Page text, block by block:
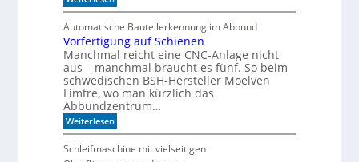
g
a
l
r
i
e
W
n
n
l
o
h
n
t
s
i
c
h
C
Automatische Bauteilerkennung im Abbund
Vorfertigung auf Schienen
Manchmal reicht eine CNC-Anlage nicht
aus – manchmal braucht es fünf. So beim
schwedischen BSH-Hersteller Moelven
Limtre, wo man kürzlich das
Abbundzentrum…
Weiterlesen:
V
o
r
Schleifmaschine mit vielseitigen